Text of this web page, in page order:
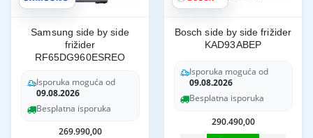
Samsung side by side
frižider
RF65DG960ESREO
Isporuka moguća od
09.08.2026
Besplatna isporuka
269.990,00
Bosch side by side frižider
KAD93ABEP
Isporuka moguća od
09.08.2026
Besplatna isporuka
290.490,00